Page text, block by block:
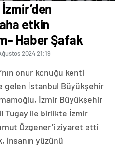
etkin
Haber Şafak
2024 21:19
onur konuğu kenti
gelen İstanbul Büyükşehir
İzmir Büyükşehir
Tugay ile birlikte İzmir
Özgener’i ziyaret etti.
insanın yüzünü